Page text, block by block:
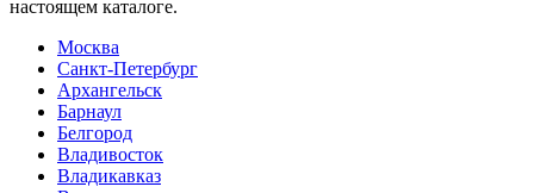
настоящем каталоге.
Москва
Санкт-Петербург
Архангельск
Барнаул
Белгород
Владивосток
Владикавказ